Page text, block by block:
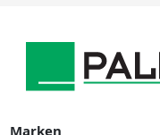
Marken